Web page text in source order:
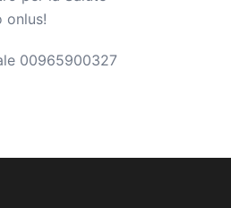
onlus!
00965900327